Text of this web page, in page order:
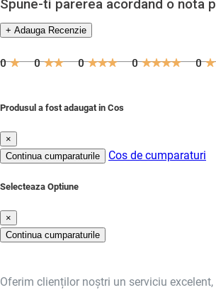
Spune-ti parerea acordand o nota
+ Adauga Recenzie
0 0 0 0 0
Produsul a fost adaugat in Cos
×
Continua cumparaturile
Cos de cumparaturi
Selecteaza Optiune
×
Continua cumparaturile
Oferim clienților noștri un serviciu